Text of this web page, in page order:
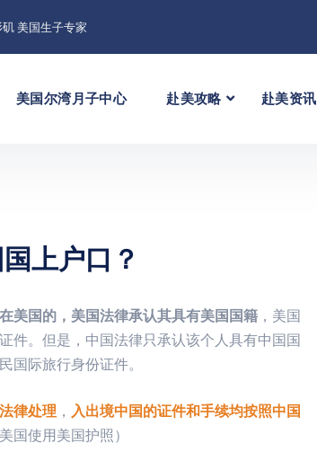
美国生子专家
美国尔湾月子中心 赴美攻略 赴美资讯
上户口？
美国的，美国法律承认其具有美国国籍 ，美国
件。但是，中国法律只承认该个人具有中国国
国际旅行身份证件。
律处理 ， 入出境中国的证件和手续均按照中国
国使用美国护照）